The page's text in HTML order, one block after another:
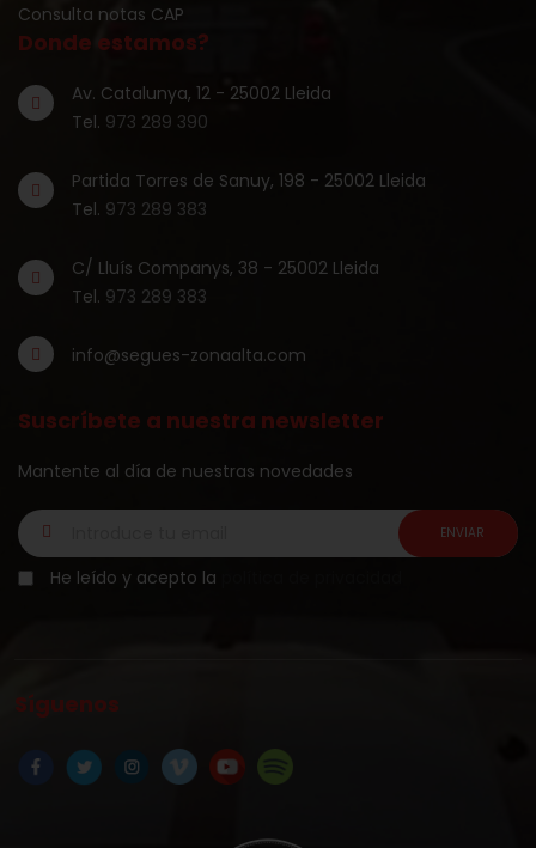
Consulta notas CAP
Donde estamos?
Av. Catalunya, 12 - 25002 Lleida
Tel. 973 289 390
Partida Torres de Sanuy, 198 - 25002 Lleida
Tel. 973 289 383
C/ Lluís Companys, 38 - 25002 Lleida
Tel. 973 289 383
info@segues-zonaalta.com
Suscríbete a nuestra newsletter
Mantente al día de nuestras novedades
He leído y acepto la
Síguenos